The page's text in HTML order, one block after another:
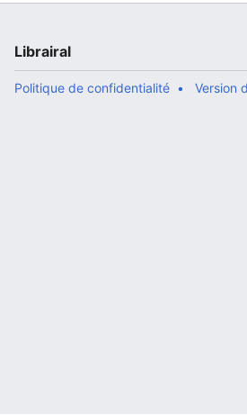
Librairal
Politique de confidentialité Version